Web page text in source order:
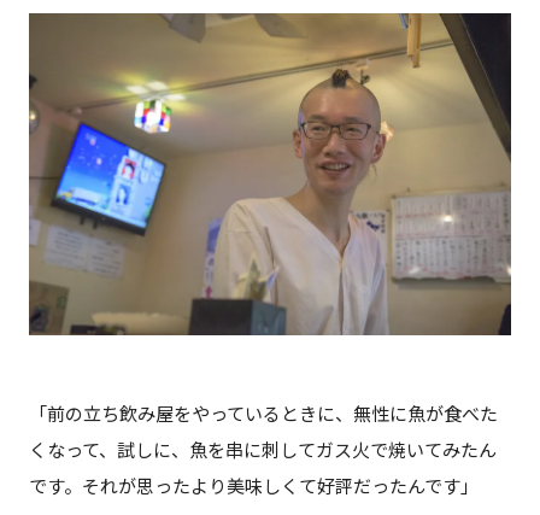
「前の立ち飲み屋をやっているときに、無性に魚が食べた
くなって、試しに、魚を串に刺してガス火で焼いてみたん
です。それが思ったより美味しくて好評だったんです」